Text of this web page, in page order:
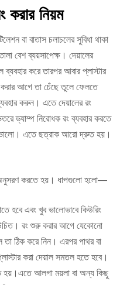
করার নিয়ম
বা বাতাস চলাচলের সুবিধা থাকা
বেশ ব্যয়সাপেক্ষ। দেয়ালের
করে তারপর আবার প্লাস্টার
করার আগে তা চেঁছে তুলে ফেলতে
করুন। এতে দেয়ালের রং
ড্যাম্প নিরোধক রং ব্যবহার করতে
ভালো। এতে ছত্রাক আরো দ্রুত হয়।
অনুসরণ করতে হয়। ধাপগুলো হলো—
হবে এবং খুব ভালোভাবে কিউরিং
রং শুরু করার আগে যেকোনো
তা ঠিক করে নিন। এরপর পাথর বা
করা দেয়াল সমতল হতে হবে।
হয়।এতে আলগা ময়লা বা অন্য কিছু